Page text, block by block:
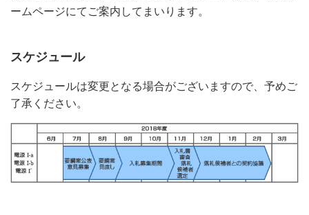
ームページにてご案内してまいります。
スケジュール
スケジュールは変更となる場合がございますので、予めご
了承ください。